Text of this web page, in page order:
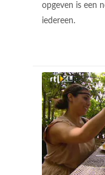
opgeven is een
iedereen.